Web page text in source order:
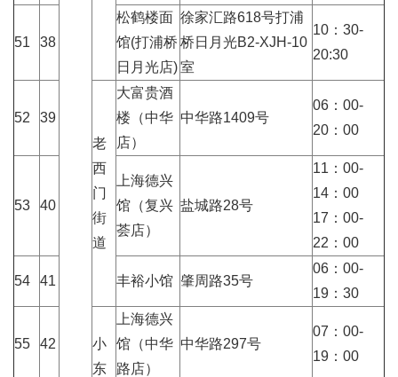
51 38
松鹤楼面
馆(打浦桥
日月光店)
徐家汇路618号打浦
桥日月光B2-XJH-10
室
10：30-
20:30
52
39
老
西
门
街
道
大富贵酒
楼（中华
店）
中华路1409号
06：00-
20：00
53 40
上海德兴
馆（复兴
荟店）
盐城路28号
11：00-
14：00
17：00-
22：00
54 41 丰裕小馆 肇周路35号
06：00-
19：30
55 42
小
东
上海德兴
馆（中华
路店）
中华路297号
07：00-
19：00